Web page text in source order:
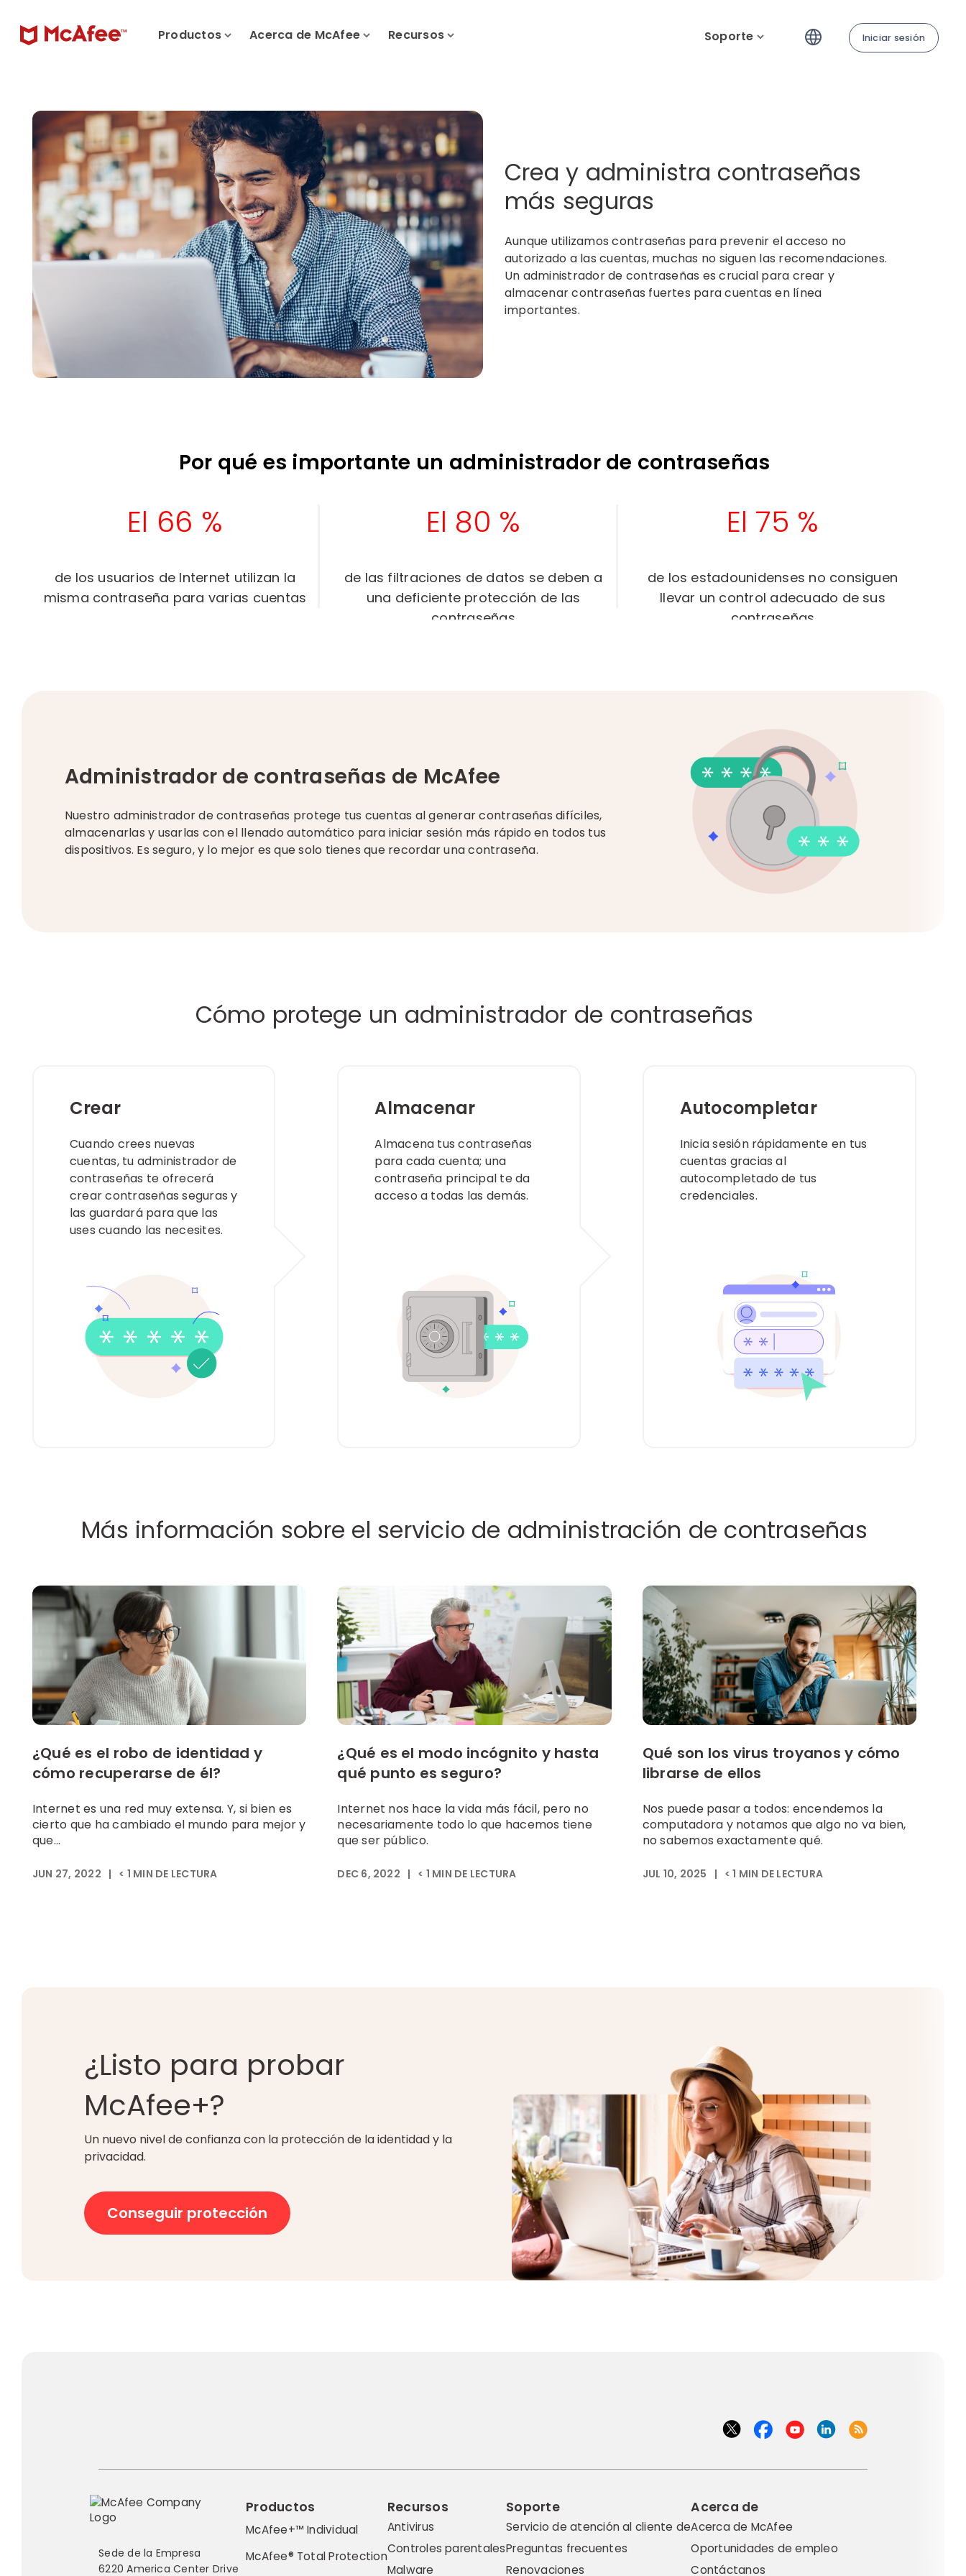
Productos Acerca de McAfee Recursos Soporte Iniciar sesión
Crea y administra contraseñas
más seguras
Aunque utilizamos contraseñas para prevenir el acceso no
autorizado a las cuentas, muchas no siguen las recomendaciones.
Un administrador de contraseñas es crucial para crear y
almacenar contraseñas fuertes para cuentas en línea
importantes.
Por qué es importante un administrador de contraseñas
El 66 %
de los usuarios de Internet utilizan la
misma contraseña para varias cuentas
El 80 %
de las filtraciones de datos se deben a
una deficiente protección de las
contraseñas
El 75 %
de los estadounidenses no consiguen
llevar un control adecuado de sus
contraseñas
Administrador de contraseñas de McAfee
Nuestro administrador de contraseñas protege tus cuentas al generar contraseñas difíciles,
almacenarlas y usarlas con el llenado automático para iniciar sesión más rápido en todos tus
dispositivos. Es seguro, y lo mejor es que solo tienes que recordar una contraseña.
Cómo protege un administrador de contraseñas
Crear
Cuando crees nuevas
cuentas, tu administrador de
contraseñas te ofrecerá
crear contraseñas seguras y
las guardará para que las
uses cuando las necesites.
Almacenar
Almacena tus contraseñas
para cada cuenta; una
contraseña principal te da
acceso a todas las demás.
Autocompletar
Inicia sesión rápidamente en tus
cuentas gracias al
autocompletado de tus
credenciales.​
Más información sobre el servicio de administración de contraseñas
¿Qué es el robo de identidad y
cómo recuperarse de él?
Internet es una red muy extensa. Y, si bien es
cierto que ha cambiado el mundo para mejor y
que...
JUN 27, 2022 | < 1 MIN DE LECTURA
¿Qué es el modo incógnito y hasta
qué punto es seguro?
Internet nos hace la vida más fácil, pero no
necesariamente todo lo que hacemos tiene
que ser público.
DEC 6, 2022 | < 1 MIN DE LECTURA
Qué son los virus troyanos y cómo
librarse de ellos
Nos puede pasar a todos: encendemos la
computadora y notamos que algo no va bien,
no sabemos exactamente qué.
JUL 10, 2025 | < 1 MIN DE LECTURA
¿Listo para probar
McAfee+?
Un nuevo nivel de confianza con la protección de la identidad y la
privacidad.
Conseguir protección
Sede de la Empresa
6220 America Center Drive
Productos
McAfee+™ Individual
McAfee® Total Protection
Recursos
Antivirus
Controles parentales
Malware
Soporte
Servicio de atención al cliente de
Preguntas frecuentes
Renovaciones
Acerca de
Acerca de McAfee
Oportunidades de empleo
Contáctanos